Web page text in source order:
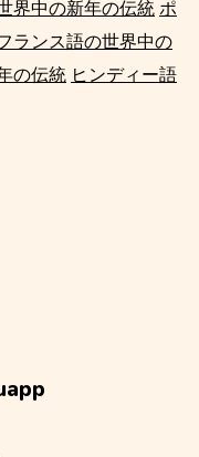
界中の新年の伝統 ポ
ランス語の世界中の
の伝統 ヒンディー語